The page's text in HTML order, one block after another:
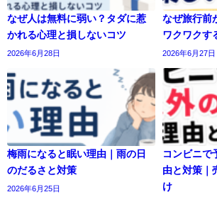
なぜ人は無料に弱い？タダに惹
かれる心理と損しないコツ
2026年6月28日
なぜ旅行前
ワクワクす
2026年6月27日
梅雨になると眠い理由｜雨の日
のだるさと対策
2026年6月25日
コンビニで
由と対策｜
け